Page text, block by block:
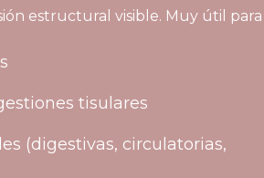
estructural visible. Muy útil
tisulares
(digestivas, circulatorias,